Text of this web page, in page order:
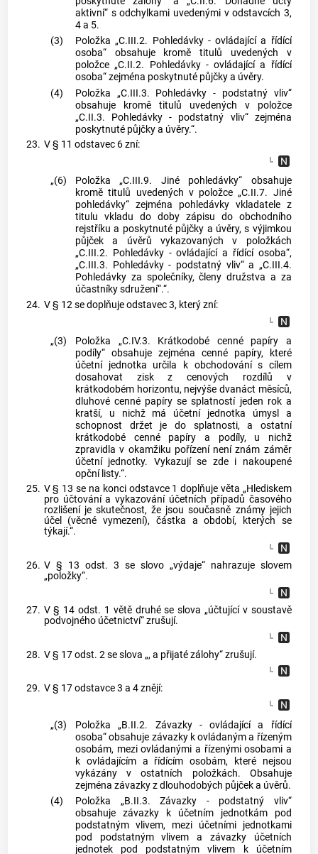
aktivní“ s odchylkami uvedenými v odstavcích 3,
4 a 5.
(3)
Položka „C.III.2. Pohledávky - ovládající a řídící
osoba“ obsahuje kromě titulů uvedených v
položce „C.II.2. Pohledávky - ovládající a řídící
osoba“ zejména poskytnuté půjčky a úvěry.
(4)
Položka „C.III.3. Pohledávky - podstatný vliv“
obsahuje kromě titulů uvedených v položce
„C.II.3. Pohledávky - podstatný vliv“ zejména
poskytnuté půjčky a úvěry.“.
23. V § 11 odstavec 6 zní:
„(6)
Položka „C.III.9. Jiné pohledávky“ obsahuje
kromě titulů uvedených v položce „C.II.7. Jiné
pohledávky“ zejména pohledávky vkladatele z
titulu vkladu do doby zápisu do obchodního
rejstříku a poskytnuté půjčky a úvěry, s výjimkou
půjček a úvěrů vykazovaných v položkách
„C.III.2. Pohledávky - ovládající a řídící osoba“,
„C.III.3. Pohledávky - podstatný vliv“ a „C.III.4.
Pohledávky za společníky, členy družstva a za
účastníky sdružení“.“.
24. V § 12 se doplňuje odstavec 3, který zní:
„(3)
Položka „C.IV.3. Krátkodobé cenné papíry a
podíly“ obsahuje zejména cenné papíry, které
účetní jednotka určila k obchodování s cílem
dosahovat zisk z cenových rozdílů v
krátkodobém horizontu, nejvýše dvanáct měsíců,
dluhové cenné papíry se splatností jeden rok a
kratší, u nichž má účetní jednotka úmysl a
schopnost držet je do splatnosti, a ostatní
krátkodobé cenné papíry a podíly, u nichž
zpravidla v okamžiku pořízení není znám záměr
účetní jednotky. Vykazují se zde i nakoupené
opční listy.“.
25. V § 13 se na konci odstavce 1 doplňuje věta „Hlediskem
pro účtování a vykazování účetních případů časového
rozlišení je skutečnost, že jsou současně známy jejich
účel (věcné vymezení), částka a období, kterých se
týkají.“.
26. V § 13 odst. 3 se slovo „výdaje“ nahrazuje slovem
„položky“.
27. V § 14 odst. 1 větě druhé se slova „účtující v soustavě
podvojného účetnictví“ zrušují.
28. V § 17 odst. 2 se slova „, a přijaté zálohy“ zrušují.
29. V § 17 odstavce 3 a 4 znějí:
„(3)
Položka „B.II.2. Závazky - ovládající a řídící
osoba“ obsahuje závazky k ovládaným a řízeným
osobám, mezi ovládanými a řízenými osobami a
k ovládajícím a řídícím osobám, které nejsou
vykázány v ostatních položkách. Obsahuje
zejména závazky z dlouhodobých půjček a úvěrů.
(4)
Položka „B.II.3. Závazky - podstatný vliv“
obsahuje závazky k účetním jednotkám pod
podstatným vlivem, mezi účetními jednotkami
pod podstatným vlivem a závazky účetních
jednotek pod podstatným vlivem k účetním